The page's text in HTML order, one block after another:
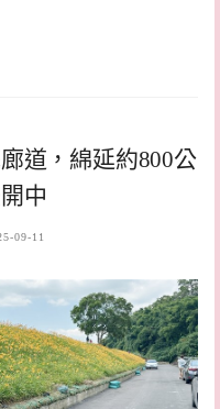
道，綿延約800公
中
09-11